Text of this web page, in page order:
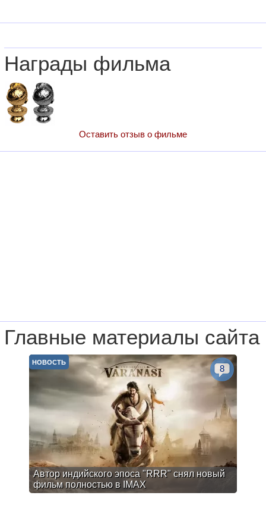
Награды фильма
Оставить отзыв о фильме
Главные материалы сайта
Автор индийского эпоса "RRR" снял новый
фильм полностью в IMAX
НОВОСТЬ
8